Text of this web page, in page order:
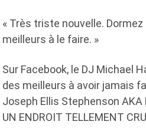
« Très triste nouvelle. Dormez
meilleurs à le faire. »
Sur Facebook, le DJ Michael
des meilleurs à avoir jamais
Joseph Ellis Stephenson AKA
UN ENDROIT TELLEMENT